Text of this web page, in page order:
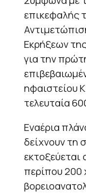
επικεφαλής
Εκρήξεων
για την
ηφαιστείου
τελευταία
Εναέρια
δείχνουν τη
εκτοξεύεται
περίπου 200